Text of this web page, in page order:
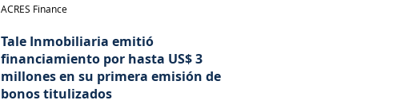
Tale Inmobiliaria emitió
financiamiento por hasta US$ 3
millones en su primera emisión de
bonos titulizados
ACRES Finance